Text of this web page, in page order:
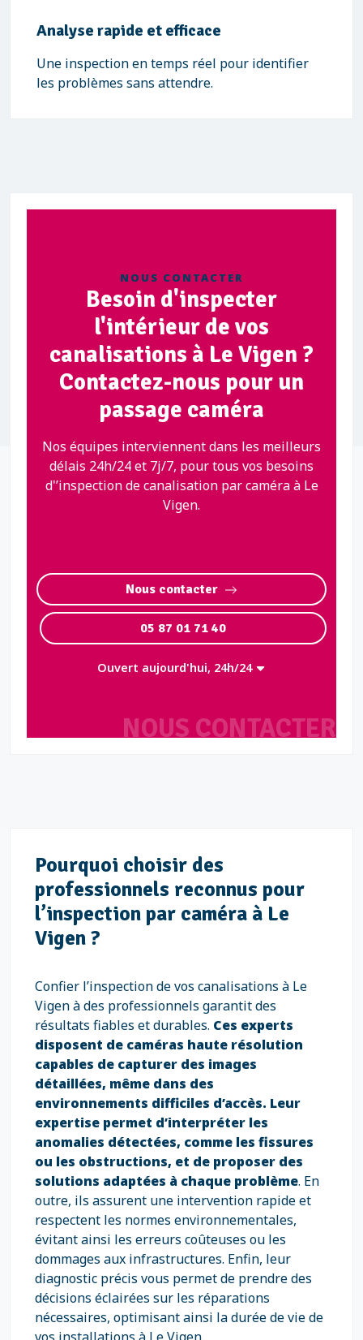
Analyse rapide et efficace
Une inspection en temps réel pour identifier
les problèmes sans attendre.
NOUS CONTACTER
NOUS CONTACTER
Besoin d'inspecter
l'intérieur de vos
canalisations à Le Vigen ?
Contactez-nous pour un
passage caméra
Nos équipes interviennent dans les meilleurs
délais 24h/24 et 7j/7, pour tous vos besoins
d'’inspection de canalisation par caméra à Le
Vigen.
Nous contacter
05 87 01 71 40
Ouvert aujourd'hui, 24h/24
Pourquoi choisir des
professionnels reconnus pour
l’inspection par caméra à Le
Vigen ?
Confier l’inspection de vos canalisations à Le
Vigen à des professionnels garantit des
résultats fiables et durables. Ces experts
disposent de caméras haute résolution
capables de capturer des images
détaillées, même dans des
environnements difficiles d’accès. Leur
expertise permet d’interpréter les
anomalies détectées, comme les fissures
ou les obstructions, et de proposer des
solutions adaptées à chaque problème. En
outre, ils assurent une intervention rapide et
respectent les normes environnementales,
évitant ainsi les erreurs coûteuses ou les
dommages aux infrastructures. Enfin, leur
diagnostic précis vous permet de prendre des
décisions éclairées sur les réparations
nécessaires, optimisant ainsi la durée de vie de